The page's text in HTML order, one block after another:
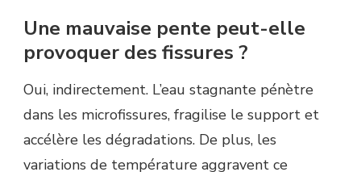
Une mauvaise pente peut-elle
provoquer des fissures ?
Oui, indirectement. L’eau stagnante pénètre
dans les microfissures, fragilise le support et
accélère les dégradations. De plus, les
variations de température aggravent ce